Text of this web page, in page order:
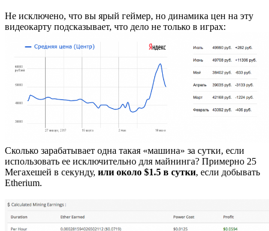
Не исключено, что вы ярый геймер, но динамика цен на эту
видеокарту подсказывает, что дело не только в играх:
Сколько зарабатывает одна такая «машина» за сутки, если
использовать ее исключительно для майнинга? Примерно 25
Мегахешей в секунду, или около $1.5 в сутки, если добывать
Etherium.